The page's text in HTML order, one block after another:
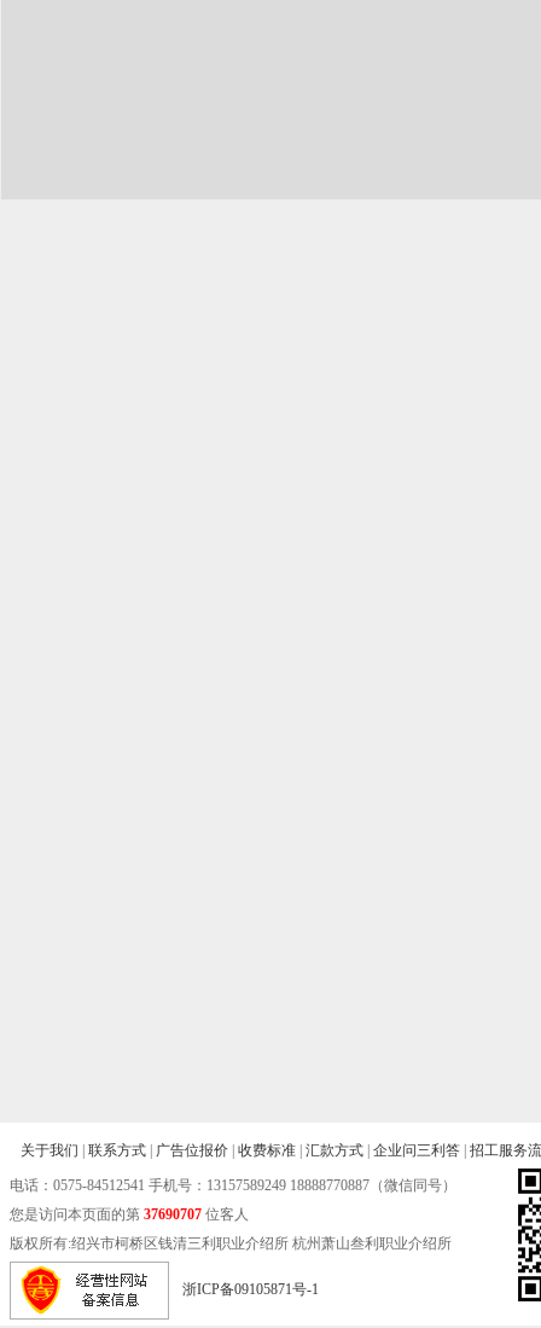
关于我们 联系方式 广告位报价 收费标准 汇款方式 企业问三利答 招工服务
电话： 0575-84512541 手机号：13157589249 18888770887（微信同号）
您是访问本页面的第 37690707 位客人
版权所有:绍兴市柯桥区钱清三利职业介绍所 杭州萧山叁利职业介绍所
浙ICP备09105871号-1